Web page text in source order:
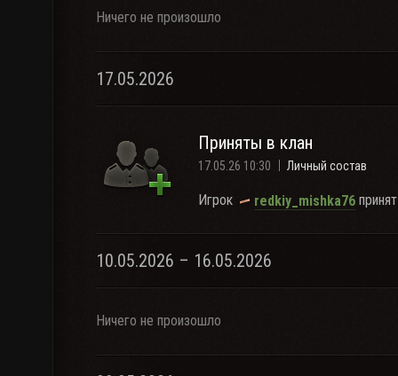
Ничего не произошло
17.05.2026
Приняты в клан
17.05.26 10:30 Личный состав
Игрок redkiy_mishka76
10.05.2026 – 16.05.2026
Ничего не произошло